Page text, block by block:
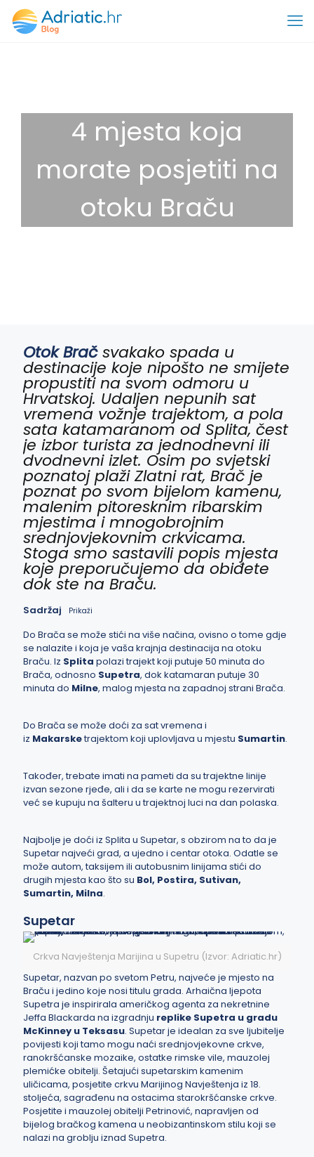
4 mjesta koja
morate posjetiti na
otoku Braču
Otok Bračsvakako spada u
destinacije koje nipošto ne smijete
propustiti na svom odmoru u
Hrvatskoj. Udaljen nepunih sat
vremena vožnje trajektom, a pola
sata katamaranom od Splita, čest
je izbor turista za jednodnevni ili
dvodnevni izlet. Osim po svjetski
poznatoj plaži Zlatni rat, Brač je
poznat po svom bijelom kamenu,
malenim pitoresknim ribarskim
mjestima i mnogobrojnim
srednjovjekovnim crkvicama.
Stoga smo sastavili popis mjesta
koje preporučujemo da obiđete
dok ste na Braču.
Sadržaj Prikaži
Do Brača se može stići na više načina, ovisno o tome gdje
se nalazite i koja je vaša krajnja destinacija na otoku
Braču. Iz Splita polazi trajekt koji putuje 50 minuta do
Brača, odnosno Supetra, dok katamaran putuje 30
minuta do Milne, malog mjesta na zapadnoj strani Brača.
Do Brača se može doći za sat vremena i
iz Makarsketrajektom koji uplovljava u mjestu Sumartin.
Također, trebate imati na pameti da su trajektne linije
izvan sezone rjeđe, ali i da se karte ne mogu rezervirati
već se kupuju na šalteru u trajektnoj luci na dan polaska.
Najbolje je doći iz Splita u Supetar, s obzirom na to da je
Supetar najveći grad, a ujedno i centar otoka. Odatle se
može autom, taksijem ili autobusnim linijama stići do
drugih mjesta kao što su Bol, Postira, Sutivan,
Sumartin, Milna.
Supetar
Crkva Navještenja Marijina u Supetru (Izvor: Adriatic.hr)
Supetar, nazvan po svetom Petru, najveće je mjesto na
Braču i jedino koje nosi titulu grada. Arhaična ljepota
Supetra je inspirirala američkog agenta za nekretnine
Jeffa Blackarda na izgradnju replike Supetra u gradu
McKinney u Teksasu. Supetar je idealan za sve ljubitelje
povijesti koji tamo mogu naći srednjovjekovne crkve,
ranokršćanske mozaike, ostatke rimske vile, mauzolej
plemićke obitelji. Šetajući supetarskim kamenim
uličicama, posjetite crkvu Marijinog Navještenja iz 18.
stoljeća, sagrađenu na ostacima starokršćanske crkve.
Posjetite i mauzolej obitelji Petrinović, napravljen od
bijelog bračkog kamena u neobizantinskom stilu koji se
nalazi na groblju iznad Supetra.